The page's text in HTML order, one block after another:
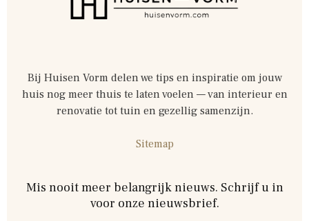
Bij Huisen Vorm delen we tips en inspiratie om jouw
huis nog meer thuis te laten voelen — van interieur en
renovatie tot tuin en gezellig samenzijn.
Sitemap
Mis nooit meer belangrijk nieuws. Schrijf u in
voor onze nieuwsbrief.